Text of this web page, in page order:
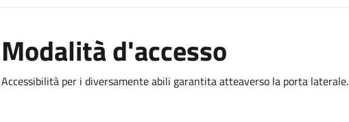
Modalità d'accesso
Accessibilità per i diversamente abili garantita atteaverso la porta laterale.